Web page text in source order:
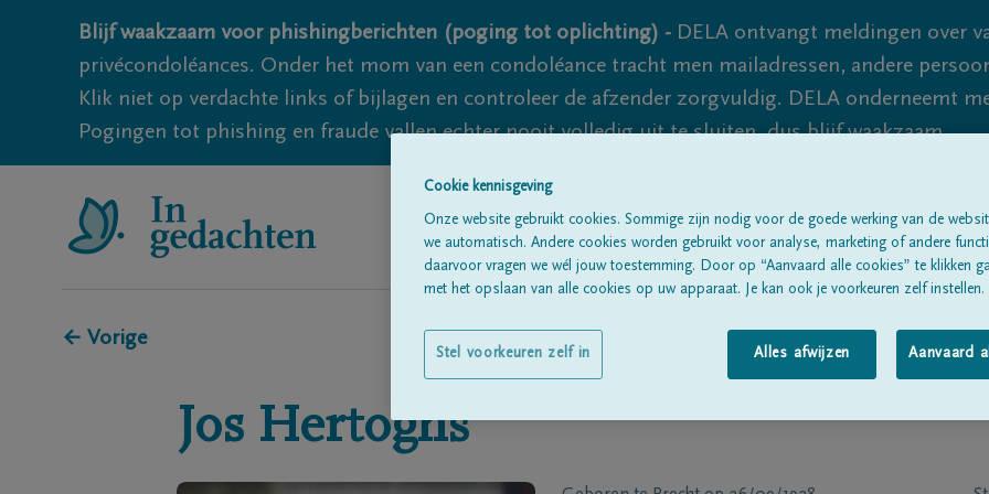
Blijf waakzaam voor phishingberichten (poging tot oplichting) - DELA ontvangt meldingen over
privécondoléances. Onder het mom van een condoléance tracht men mailadressen, andere
Klik niet op verdachte links of bijlagen en controleer de afzender zorgvuldig. DELA onderneemt
Pogingen tot phishing en fraude vallen echter nooit volledig uit te sluiten, dus blijf waakzaam.
Alle rouwberichtenOver ons
← Vorige
Jos Hertoghs
Cookie kennisgeving
Onze website gebruikt cookies. Sommige zijn nodig voor de goede werking van de
we automatisch. Andere cookies worden gebruikt voor analyse, marketing of andere
daarvoor vragen we wél jouw toestemming. Door op “Aanvaard alle cookies” te klikken
met het opslaan van alle cookies op uw apparaat. Je kan ook je voorkeuren zelf instellen.
Alles afwijzen Aanvaard
Stel voorkeuren zelf in